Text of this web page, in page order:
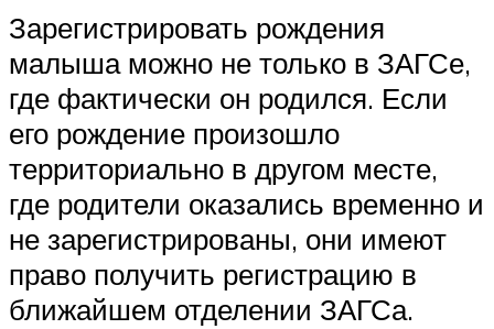
Зарегистрировать рождения
малыша можно не только в ЗАГСе,
где фактически он родился. Если
его рождение произошло
территориально в другом месте,
где родители оказались временно и
не зарегистрированы, они имеют
право получить регистрацию в
ближайшем отделении ЗАГСа.